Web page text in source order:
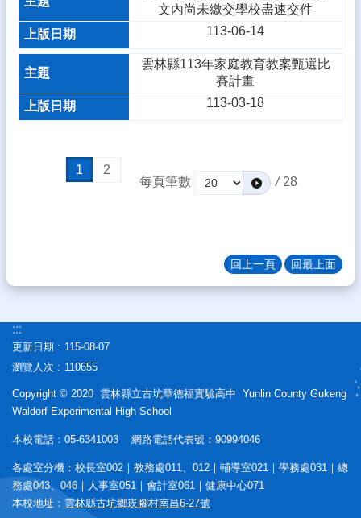
文內尚未繳交學校盡速交件
113-06-14
雲林縣113年家庭教育教案甄選比
賽計畫
113-03-18
1
2
每頁筆數
/ 28
回上一頁 回最上面
:::
更新日期
115-08-07
瀏覽人次
110655
Copyright © 2020 雲林縣立古坑華德福實驗高中 Yunlin County Gukeng
Waldorf Experimental High School
本校電話：05-6341003 網路電話代表號：90994046
各處室分機：校長室002｜教務處011、012｜輔導室021｜學務處031｜總
務處043、046｜人事室051｜會計室061｜健康中心071
本校地址： 雲林縣古坑鄉崁腳村南昌6-27號